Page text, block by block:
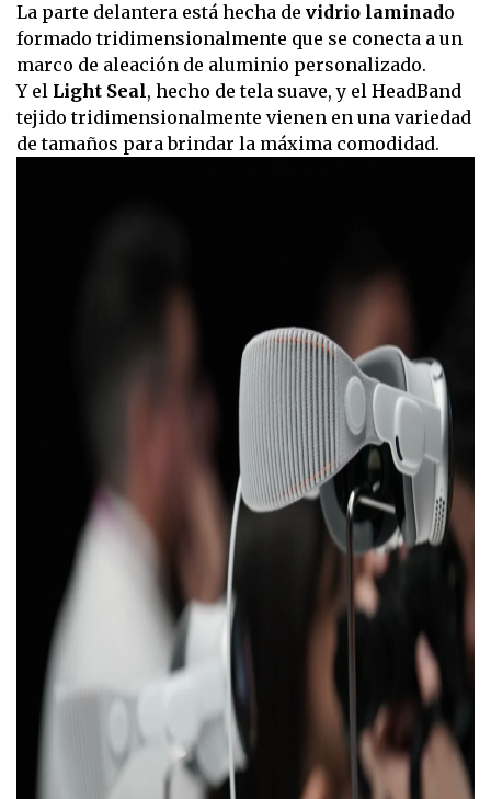
La parte delantera está hecha de vidrio laminado
formado tridimensionalmente que se conecta a un
marco de aleación de aluminio personalizado.
Y el Light Seal, hecho de tela suave, y el HeadBand
tejido tridimensionalmente vienen en una variedad
de tamaños para brindar la máxima comodidad.